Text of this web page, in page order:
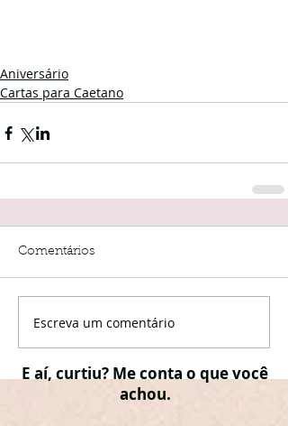
Aniversário
Cartas para Caetano
Comentários
Escreva um comentário
E aí, curtiu? Me conta o que você
achou.